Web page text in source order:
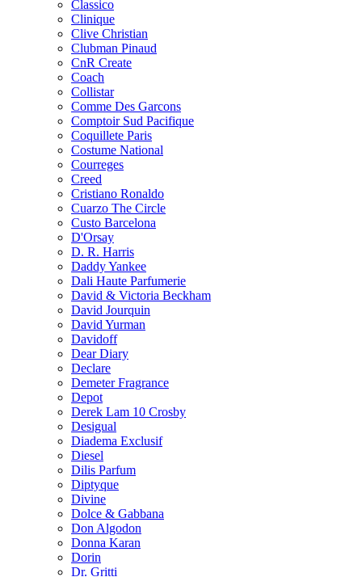
Classico
Clinique
Clive Christian
Clubman Pinaud
CnR Create
Coach
Collistar
Comme Des Garcons
Comptoir Sud Pacifique
Coquillete Paris
Costume National
Courreges
Creed
Cristiano Ronaldo
Cuarzo The Circle
Custo Barcelona
D'Orsay
D. R. Harris
Daddy Yankee
Dali Haute Parfumerie
David & Victoria Beckham
David Jourquin
David Yurman
Davidoff
Dear Diary
Declare
Demeter Fragrance
Depot
Derek Lam 10 Crosby
Desigual
Diadema Exclusif
Diesel
Dilis Parfum
Diptyque
Divine
Dolce & Gabbana
Don Algodon
Donna Karan
Dorin
Dr. Gritti